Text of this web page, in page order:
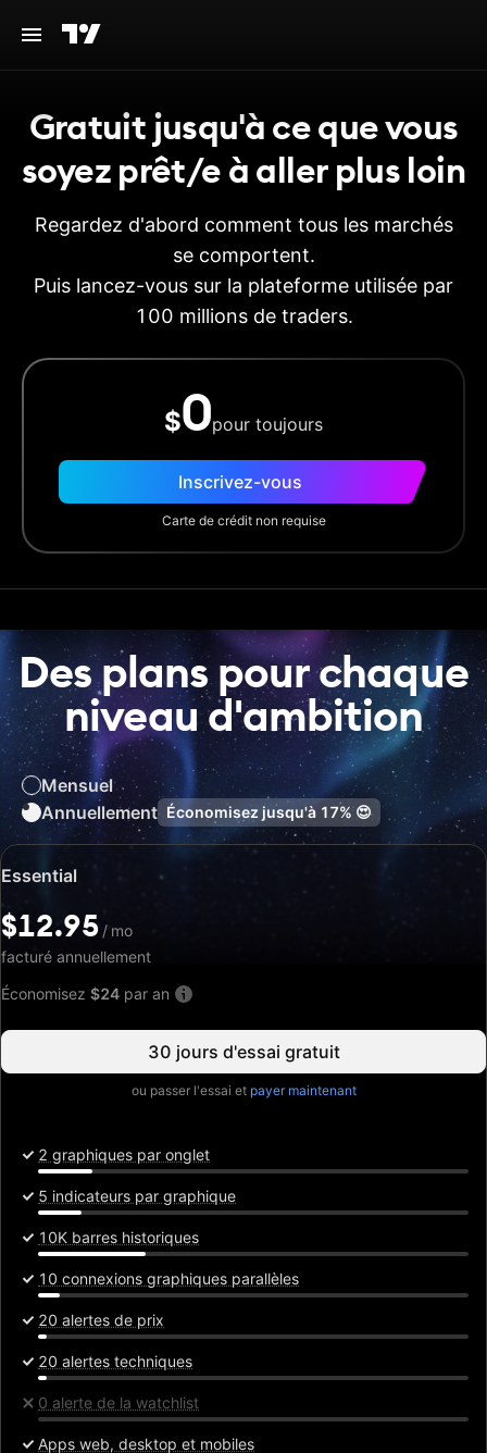
Gratuit jusqu'à ce que vous
soyez prêt/e à aller plus loin
Regardez d'abord comment tous les marchés
se comportent.
Puis lancez-vous sur la plateforme utilisée par
100 millions de traders.
$0pour toujours
Inscrivez-vous
Carte de crédit non requise
Des plans pour chaque
niveau d'ambition
Mensuel
Annuellement Économisez jusqu'à 17% 😍
Essential
Prix
spécial:
$12.95
/
mo
$12.95 / mo
facturé annuellement
Économisez $24 par an
30 jours d'essai gratuit
ou passer l'essai et payer maintenant
2 graphiques par onglet
5 indicateurs par graphique
10K barres historiques
10 connexions graphiques parallèles
20 alertes de prix
20 alertes techniques
0 alerte de la watchlist
Apps web, desktop et mobiles